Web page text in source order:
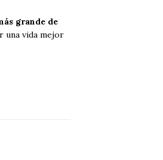
grande de
una vida mejor